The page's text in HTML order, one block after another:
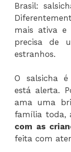
Brasil:
mais ativa e
precisa de
estranhos.
O salsicha
está alerta.
ama uma
família toda,
com as
feita com